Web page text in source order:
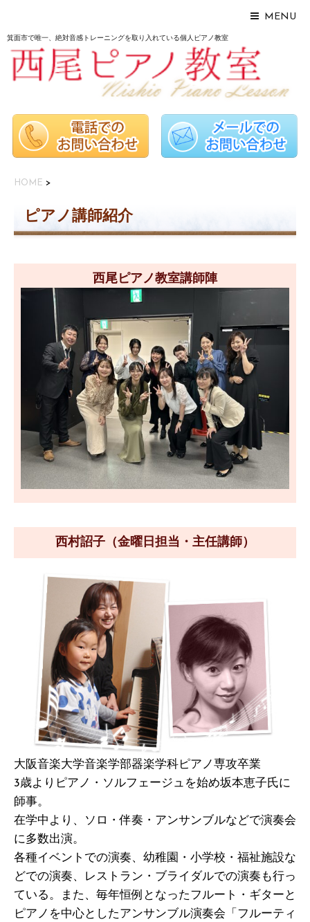
MENU
箕面市で唯一、絶対音感トレーニングを取り入れている個人ピアノ教室
HOME >
ピアノ講師紹介
西尾ピアノ教室講師陣
西村詔子（金曜日担当・主任講師）
大阪音楽大学音楽学部器楽学科ピアノ専攻卒業
3歳よりピアノ・ソルフェージュを始め坂本恵子氏に
師事。
在学中より、ソロ・伴奏・アンサンブルなどで演奏会
に多数出演。
各種イベントでの演奏、幼稚園・小学校・福祉施設な
どでの演奏、レストラン・ブライダルでの演奏も行っ
ている。また、毎年恒例となったフルート・ギターと
ピアノを中心としたアンサンブル演奏会「フルーティ